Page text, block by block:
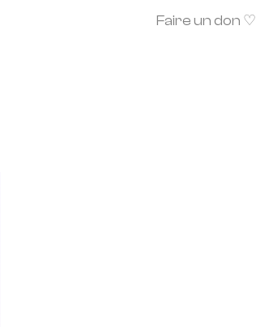
Faire un don ♡